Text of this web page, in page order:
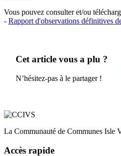
Vous pouvez consulter et/ou
- Rapport d'observations définitives
Cet article vous a plu ?
N’hésitez-pas à le partager !
La Communauté de Communes Isle
Accès rapide